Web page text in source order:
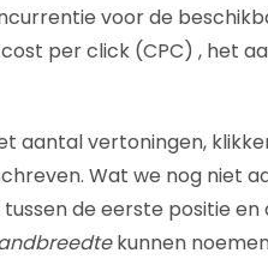
voor de
per click (CPC) , het
aantal vertoningen,
Wat we nog niet
de eerste positie en
kunnen